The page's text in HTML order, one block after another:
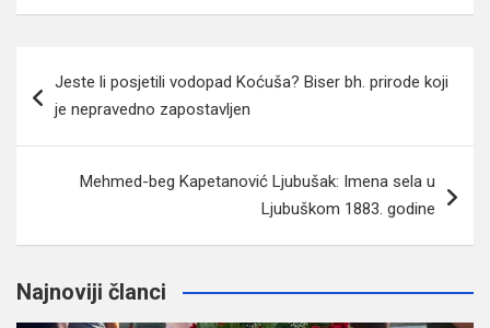
članaka
Jeste li posjetili vodopad Koćuša? Biser bh. prirode koji
je nepravedno zapostavljen
Mehmed-beg Kapetanović Ljubušak: Imena sela u
Ljubuškom 1883. godine
Najnoviji članci